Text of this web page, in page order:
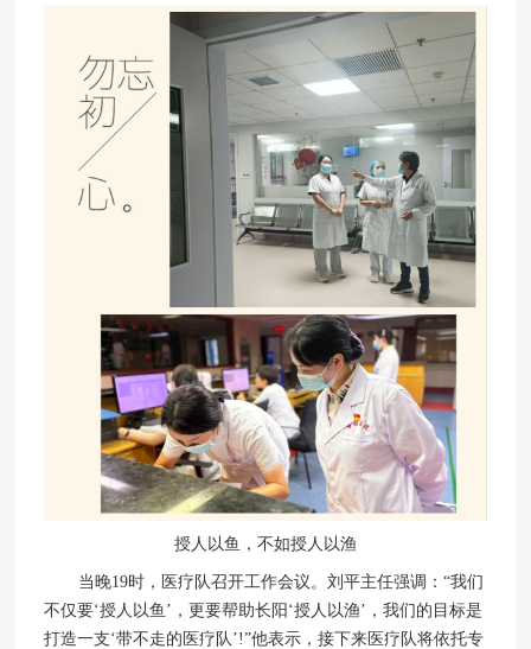
授人以鱼，不如授人以渔
当晚19时，医疗队召开工作会议。刘平主任强调：“我们
不仅要‘授人以鱼’，更要帮助长阳‘授人以渔’，我们的目标是
打造一支‘带不走的医疗队’!”他表示，接下来医疗队将依托专